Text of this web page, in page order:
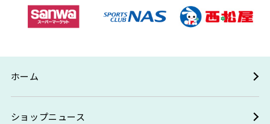
ホーム
ショップニュース